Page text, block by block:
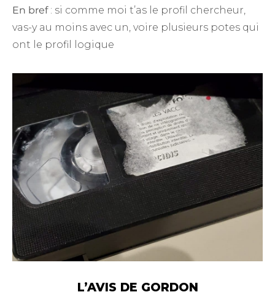
En bref: si comme moi t’as le profil chercheur,
vas-y au moins avec un, voire plusieurs potes qui
ont le profil logique
L’AVIS DE GORDON